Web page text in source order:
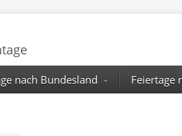
nach Bundesland Feiertage